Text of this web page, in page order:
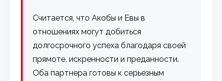
Считается, что Акобы и Евы в
отношениях могут добиться
долгосрочного успеха благодаря своей
прямоте, искренности и преданности.
Оба партнера готовы к серьезным